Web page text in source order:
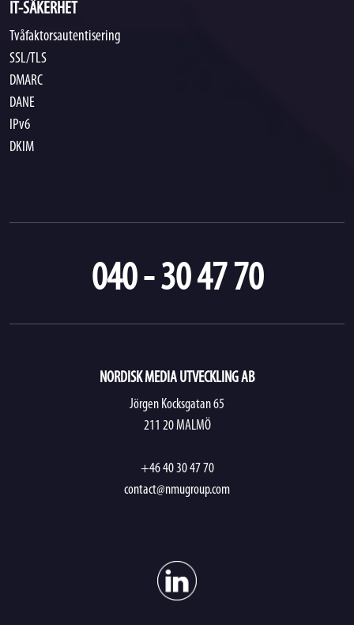
IT-SÄKERHET
Tvåfaktorsautentisering
SSL/TLS
DMARC
DANE
IPv6
DKIM
040 - 30 47 70
NORDISK MEDIA UTVECKLING AB
Jörgen Kocksgatan 65
211 20 MALMÖ
+46 40 30 47 70
contact@nmugroup.com